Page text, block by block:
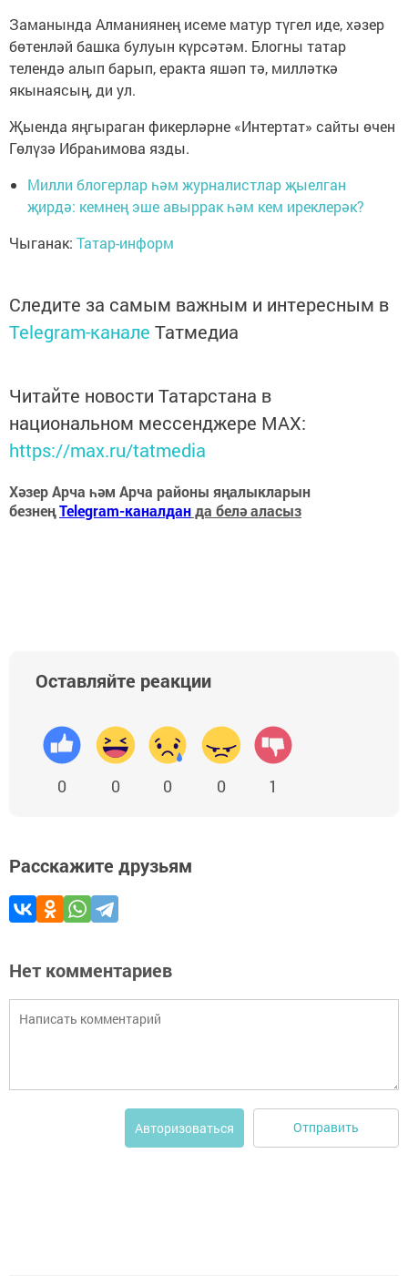
Заманында Алманиянең исеме матур түгел иде, хәзер
бөтенләй башка булуын күрсәтәм. Блогны татар
телендә алып барып, еракта яшәп тә, милләткә
якынаясың, ди ул.
Җыенда яңгыраган фикерләрне «Интертат» сайты өчен
Гөлүзә Ибраһимова язды.
Милли блогерлар һәм журналистлар җыелган
җирдә: кемнең эше авыррак һәм кем иреклерәк?
Чыганак: Татар-информ
Следите за самым важным и интересным в
Telegram-канале Татмедиа
Читайте новости Татарстана в
национальном мессенджере MАХ:
https://max.ru/tatmedia
Хәзер Арча һәм Арча районы яңалыкларын
безнеңTelegram-каналданда белә аласыз
Оставляйте реакции
0 0 0 0 1
Расскажите друзьям
Нет комментариев
Авторизоваться Отправить